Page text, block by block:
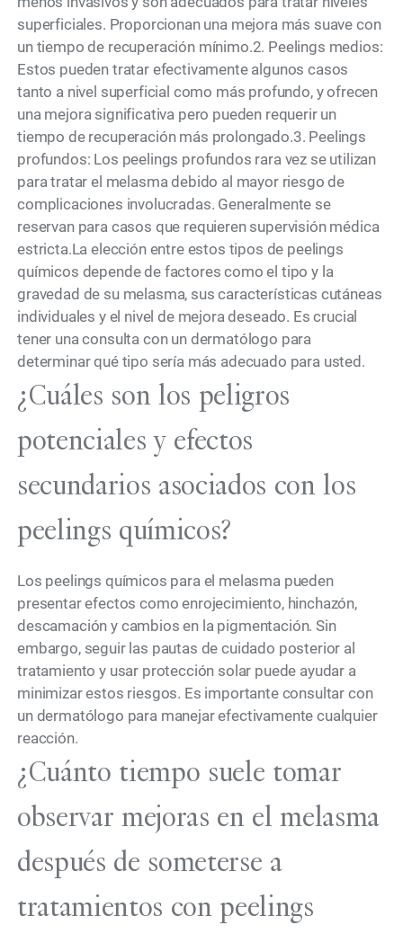
superficiales. Proporcionan una mejora más suave con
un tiempo de recuperación mínimo.2. Peelings medios:
Estos pueden tratar efectivamente algunos casos
tanto a nivel superficial como más profundo, y ofrecen
una mejora significativa pero pueden requerir un
tiempo de recuperación más prolongado.3. Peelings
profundos: Los peelings profundos rara vez se utilizan
para tratar el melasma debido al mayor riesgo de
complicaciones involucradas. Generalmente se
reservan para casos que requieren supervisión médica
estricta.La elección entre estos tipos de peelings
químicos depende de factores como el tipo y la
gravedad de su melasma, sus características cutáneas
individuales y el nivel de mejora deseado. Es crucial
tener una consulta con un dermatólogo para
determinar qué tipo sería más adecuado para usted.
¿Cuáles son los peligros
potenciales y efectos
secundarios asociados con los
peelings químicos?
Los peelings químicos para el melasma pueden
presentar efectos como enrojecimiento, hinchazón,
descamación y cambios en la pigmentación. Sin
embargo, seguir las pautas de cuidado posterior al
tratamiento y usar protección solar puede ayudar a
minimizar estos riesgos. Es importante consultar con
un dermatólogo para manejar efectivamente cualquier
reacción.
¿Cuánto tiempo suele tomar
observar mejoras en el melasma
después de someterse a
tratamientos con peelings